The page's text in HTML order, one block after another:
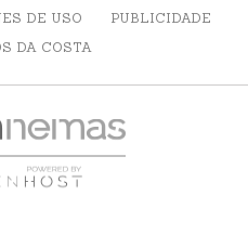
DE USO
PUBLICIDADE
DA COSTA